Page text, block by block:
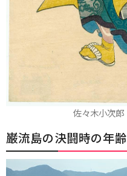
佐々木小次郎
巌流島の決闘時の年齢